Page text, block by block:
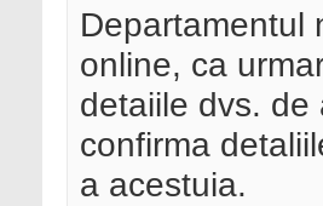
Departamentul
online, ca
detaiile dvs. de
confirma
a acestuia.